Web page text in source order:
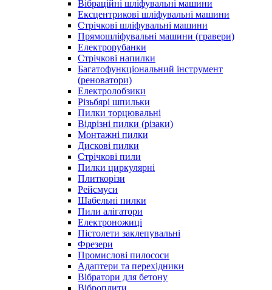
Вібраційні шліфувальні машини
Ексцентрикові шліфувальні машини
Стрічкові шліфувальні машини
Прямошліфувальні машини (гравери)
Електрорубанки
Стрічкові напилки
Багатофункціональний інструмент
(реноватори)
Електролобзики
Різьбярі шпильки
Пилки торцювальні
Відрізні пилки (різаки)
Монтажні пилки
Дискові пилки
Стрічкові пили
Пилки циркулярні
Плиткорізи
Рейсмуси
Шабельні пилки
Пили алігатори
Електроножиці
Пістолети заклепувальні
Фрезери
Промислові пилососи
Адаптери та перехідники
Вібратори для бетону
Віброплити